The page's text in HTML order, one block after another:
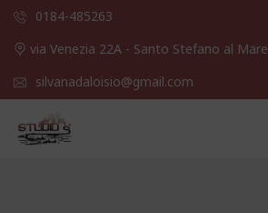
0184-485263
via Venezia 22A - Santo Stefano al Mare
silvanadaloisio@gmail.com